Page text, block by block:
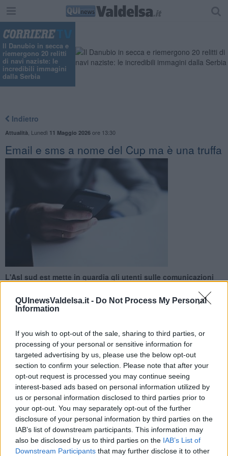
QUInewsValdelsa.it - Do Not Process My Personal
Information
If you wish to opt-out of the sale, sharing to third parties, or
processing of your personal or sensitive information for
targeted advertising by us, please use the below opt-out
section to confirm your selection. Please note that after your
opt-out request is processed you may continue seeing
interest-based ads based on personal information utilized by
us or personal information disclosed to third parties prior to
your opt-out. You may separately opt-out of the further
disclosure of your personal information by third parties on the
IAB’s list of downstream participants. This information may
also be disclosed by us to third parties on the IAB’s List of
Downstream Participants that may further disclose it to other
Il Danubio in secca e
riemergono 20 relitti
di navi naziste: le
incredibili immagini
dalla Serbia
Indietro
Attualità Lunedì 11 Maggio 2026ore 13:30
Email e sms a nome del Cup ma è una truffa
L'Asl sud est mette in guardia gli utenti sulle comunicazioni
chiamate i numeri indicati"
TOSCANA —
Sms ed email con link ingannevoli inviati a nome di
presunti “uffici Cup”. L'Asl sud est, azienda sanitaria delle province
di Siena, Arezzo e Grosseto, mette in guardia gli utenti dopo la
diffusione di avvisi truffa, inviati tramite messaggi o posta
elettronica.
Nel caso degli sms, tali comunicazioni invitano a contattare un
numero di telefono che non appartiene all’azienda sanitaria. "Si
tratta con ogni probabilità di numeri truffa - mette in guardia l'Asl -
attivati con lo scopo di sottrarre denaro a chi, in buona fede,